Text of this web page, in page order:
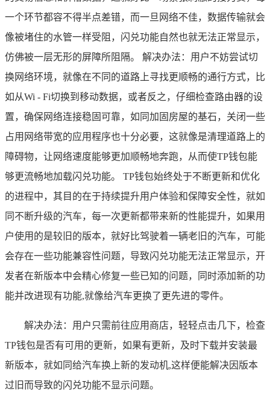
一个环节都容不得半点差错，而一旦网络不佳，数据传输就会
像被堵住的水管一样受阻，闪兑功能自然也就无法正常显示，
仿佛被一层无形的屏障所阻隔。 解决办法：用户不妨尝试切
换网络环境，就像在不同的道路上寻找更顺畅的通行方式，比
如从Wi - Fi切换到移动数据，或者反之，仔细检查路由器的设
置，确保网络连接稳固可靠，如同加固房屋的基石，关闭一些
占用网络带宽的应用程序也十分必要，这就像是清理道路上的
障碍物，让网络速度能够更加顺畅地奔跑，从而使TP钱包能
够更流畅地加载闪兑功能。 TP钱包始终处于不断更新和优化
的进程中，其目的在于持续提升用户体验和保障安全性，就如
同不断升级的汽车，每一次更新都带来新的性能提升，如果用
户使用的是较旧的版本，就好比驾驶着一辆老旧的汽车，可能
会存在一些功能兼容性问题，导致闪兑功能无法正常显示，开
发者在新版本中会精心修复一些已知的问题，同时添加新的功
能并改进现有功能,就像给汽车更换了更先进的零件。
解决办法：用户只需前往应用商店，轻轻点击几下，检查
TP钱包是否有可用的更新，如果有更新，及时下载并安装最
新版本，就如同给汽车换上新的发动机,这样便能解决因版本
过旧而导致的闪兑功能不显示问题。